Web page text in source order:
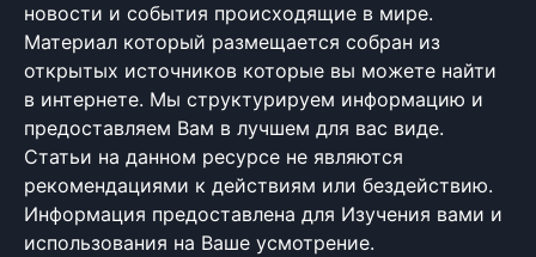
новости и события происходящие в мире.
Материал который размещается собран из
открытых источников которые вы можете найти
в интернете. Мы структурируем информацию и
предоставляем Вам в лучшем для вас виде.
Статьи на данном ресурсе не являются
рекомендациями к действиям или бездействию.
Информация предоставлена для Изучения вами и
использования на Ваше усмотрение.